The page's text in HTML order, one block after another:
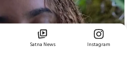
Satna News Instagram